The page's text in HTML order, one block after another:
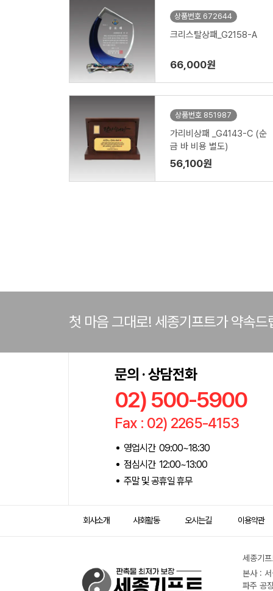
상품번호 672644
크리스탈상패_G2158-A
66,000원
상품번호 851987
가리비상패 _G4143-C (순
금 바 비용 별도)
56,100원
첫 마음 그대로! 세종기프트가 약속드
문의 · 상담전화
02) 500-5900
Fax : 02) 2265-4153
영업시간 09:00~18:30
점심시간 12:00~13:00
주말 및 공휴일 휴무
회사소개 사회활동 오시는길 이용약관
세종기
본사 :
파주 공